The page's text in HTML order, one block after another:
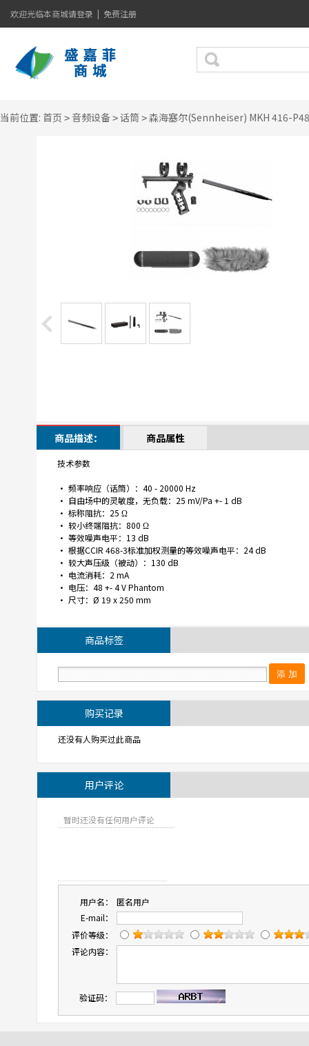
欢迎光临本商城请登录 | 免费注册
当前位置: 首页 >音频设备>话筒>森海塞尔(Sennheiser) MKH 416-
商品描述： 商品属性
技术参数
• 频率响应（话筒）：40 - 20000 Hz
• 自由场中的灵敏度，无负载：25 mV/Pa +- 1 dB
• 标称阻抗：25 Ω
• 较小终端阻抗：800 Ω
• 等效噪声电平：13 dB
• 根据CCIR 468-3标准加权测量的等效噪声电平：24 dB
• 较大声压级（被动）：130 dB
• 电流消耗：2 mA
• 电压：48 +- 4 V Phantom
• 尺寸：Ø 19 x 250 mm
商品标签
购买记录
还没有人购买过此商品
用户评论
暂时还没有任何用户评论
用户名：
匿名用户
E-mail：
评价等级：
评论内容：
验证码：